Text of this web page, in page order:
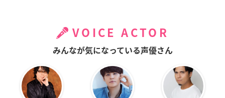
VOICE ACTOR
みんなが気になっている声優さん